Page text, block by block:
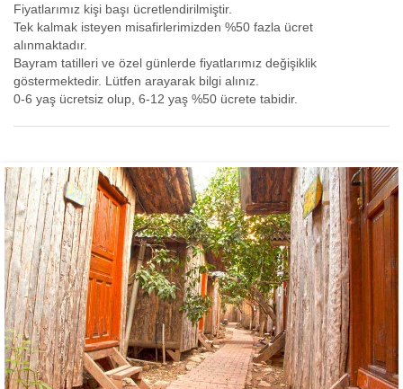
Fiyatlarımız kişi başı ücretlendirilmiştir.
Tek kalmak isteyen misafirlerimizden %50 fazla ücret
alınmaktadır.
Bayram tatilleri ve özel günlerde fiyatlarımız değişiklik
göstermektedir. Lütfen arayarak bilgi alınız.
0-6 yaş ücretsiz olup, 6-12 yaş %50 ücrete tabidir.